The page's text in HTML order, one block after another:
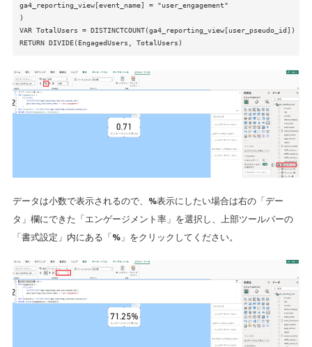
ga4_reporting_view[event_name] = "user_engagement"
)
VAR TotalUsers = DISTINCTCOUNT(ga4_reporting_view[user_pseudo_id])
RETURN DIVIDE(EngagedUsers, TotalUsers)
データは小数で表示されるので、%表示にしたい場合は右の「デー
タ」欄にできた「エンゲージメント率」を選択し、上部ツールバーの
「書式設定」内にある「%」をクリックしてください。